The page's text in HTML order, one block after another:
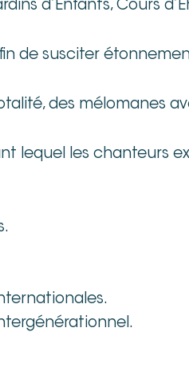
d’Enfants, Cours
de susciter
des mélomanes
lequel les chanteurs